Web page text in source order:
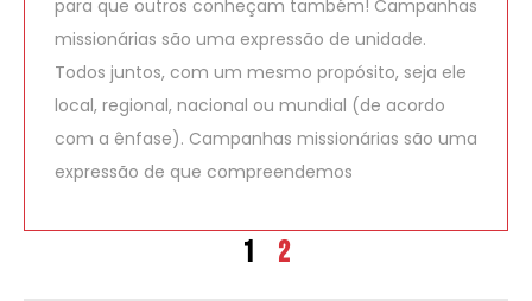
para que outros conheçam também! Campanhas
missionárias são uma expressão de unidade.
Todos juntos, com um mesmo propósito, seja ele
local, regional, nacional ou mundial (de acordo
com a ênfase). Campanhas missionárias são uma
expressão de que compreendemos
1 2